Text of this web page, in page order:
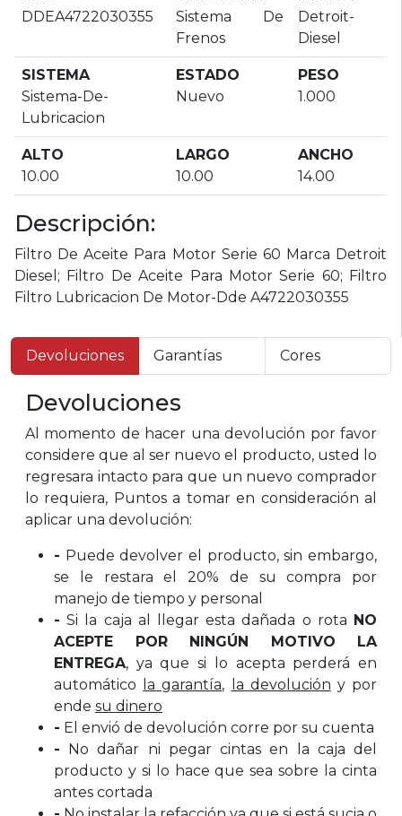
DDEA4722030355
Sistema De
Frenos
Detroit-
Diesel
SISTEMA
Sistema-De-
Lubricacion
ESTADO
Nuevo
PESO
1.000
ALTO
10.00
LARGO
10.00
ANCHO
14.00
Descripción:
Filtro De Aceite Para Motor Serie 60 Marca Detroit
Diesel; Filtro De Aceite Para Motor Serie 60; Filtro
Filtro Lubricacion De Motor-Dde A4722030355
Devoluciones Garantías Cores
Devoluciones
Al momento de hacer una devolución por favor
considere que al ser nuevo el producto, usted lo
regresara intacto para que un nuevo comprador
lo requiera, Puntos a tomar en consideración al
aplicar una devolución:
- Puede devolver el producto, sin embargo,
se le restara el 20% de su compra por
manejo de tiempo y personal
- Si la caja al llegar esta dañada o rota NO
ACEPTE POR NINGÚN MOTIVO LA
ENTREGA, ya que si lo acepta perderá en
automático
la garantía, la devolución y por
ende su dinero
- El envió de devolución corre por su cuenta
- No dañar ni pegar cintas en la caja del
producto y si lo hace que sea sobre la cinta
antes cortada